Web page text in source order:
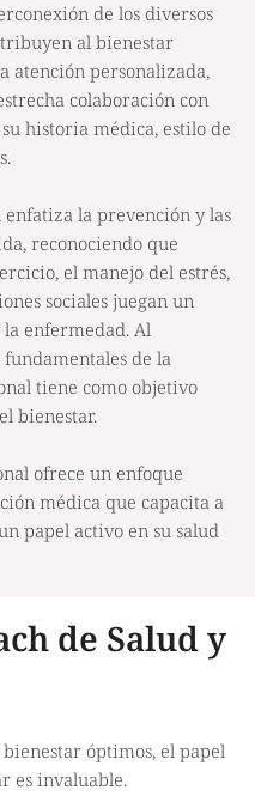
de los diversos
al bienestar
atención personalizada,
colaboración con
historia médica, estilo de
la prevención y las
reconociendo que
el manejo del estrés,
sociales juegan un
enfermedad. Al
de la
tiene como objetivo
bienestar.
ofrece un enfoque
médica que capacita a
papel activo en su salud
de Salud y
óptimos, el papel
es invaluable.